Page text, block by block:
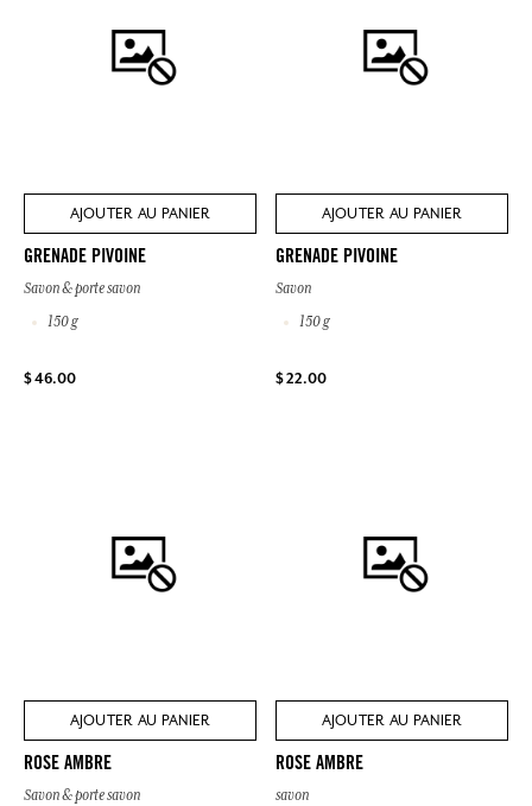
AJOUTER AU PANIER
GRENADE PIVOINE
Savon & porte savon
150 g
$ 46.00
AJOUTER AU PANIER
GRENADE PIVOINE
Savon
150 g
$ 22.00
AJOUTER AU PANIER
ROSE AMBRE
Savon & porte savon
AJOUTER AU PANIER
ROSE AMBRE
savon